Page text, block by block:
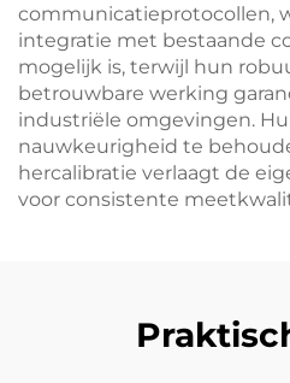
communicatieprotocollen,
integratie met bestaande
mogelijk is, terwijl hun
betrouwbare werking
industriële omgevingen.
nauwkeurigheid te
hercalibratie verlaagt de
voor consistente